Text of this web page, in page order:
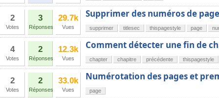
2
Votes
3
Réponses
29.7k
Vues
Supprimer des numéros de page
supprimer titlesec thispagestyle page
4
Votes
2
Réponses
12.3k
Vues
Comment détecter une fin de
chapter chapitre précédente thispagestyle
2
Votes
2
Réponses
33.0k
Vues
Numérotation des pages et
page